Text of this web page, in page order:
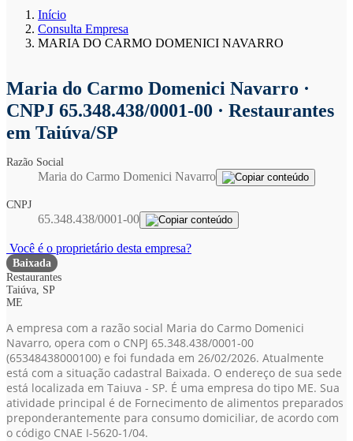
Início
Consulta Empresa
MARIA DO CARMO DOMENICI NAVARRO
Maria do Carmo Domenici Navarro ·
CNPJ 65.348.438/0001-00 · Restaurantes
em Taiúva/SP
Razão Social
Maria do Carmo Domenici Navarro
CNPJ
65.348.438/0001-00
Você é o proprietário desta empresa?
Baixada
Restaurantes
Taiúva, SP
ME
A empresa com a razão social Maria do Carmo Domenici
Navarro, opera com o CNPJ 65.348.438/0001-00
(65348438000100) e foi fundada em 26/02/2026. Atualmente
está com a situação cadastral Baixada. O endereço de sua sede
está localizada em Taiuva - SP. É uma empresa do tipo ME. Sua
atividade principal é de Fornecimento de alimentos preparados
preponderantemente para consumo domiciliar, de acordo com
o código CNAE I-5620-1/04.